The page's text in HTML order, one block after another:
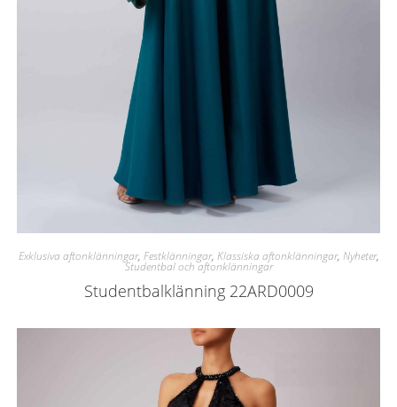
Exklusiva aftonklänningar, Festklänningar, Klassiska aftonklänningar, Nyheter,
Studentbal och aftonklänningar
Studentbalklänning 22ARD0009